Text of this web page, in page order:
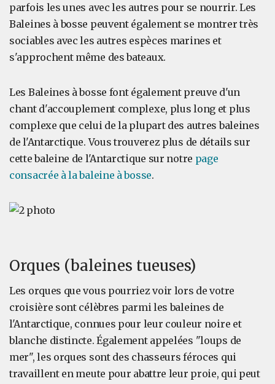
parfois les unes avec les autres pour se nourrir. Les
Baleines à bosse peuvent également se montrer très
sociables avec les autres espèces marines et
s'approchent même des bateaux.
Les Baleines à bosse font également preuve d'un
chant d'accouplement complexe, plus long et plus
complexe que celui de la plupart des autres baleines
de l'Antarctique. Vous trouverez plus de détails sur
cette baleine de l'Antarctique sur notre page
consacrée à la baleine à bosse.
Orques (baleines tueuses)
Les orques que vous pourriez voir lors de votre
croisière sont célèbres parmi les baleines de
l'Antarctique, connues pour leur couleur noire et
blanche distincte. Également appelées "loups de
mer", les orques sont des chasseurs féroces qui
travaillent en meute pour abattre leur proie, qui peut